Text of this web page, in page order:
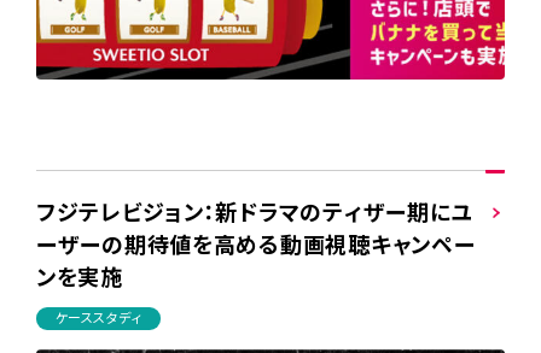
フジテレビジョン：新ドラマのティザー期にユ
ーザーの期待値を高める動画視聴キャンペー
ンを実施
ケーススタディ